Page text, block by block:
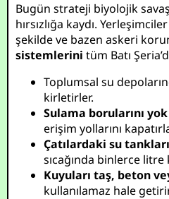
Bugün strateji biyolojik
hırsızlığa kaydı.
şekilde ve bazen askeri
sistemlerini tüm Batı
Toplumsal su
kirletirler.
Sulama borularını
erişim yollarını
Çatılardaki su
sıcağında binlerce
Kuyuları taş, beton
kullanılamaz hale